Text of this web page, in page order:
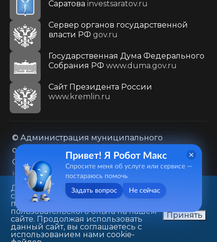
Саратова investsaratov.ru
Сервер органов государственной
власти РФ gov.ru
Государственная Дума Федерального
Собрания РФ www.duma.gov.ru
Cайт Президента России
www.kremlin.ru
© Администрация муниципального
образования городского округа «Город
Саратов»
Контакты
Карта сайта
Политика в отношении обработки
персональных данных
410031, г. Саратов, ул. Первомайская, д. 78
+7(8452)26-02-49
Данный веб-сайт использует
cookie-файлы в целях
предоставления вам лучшего
пользовательского опыта на нашем
сайте. Продолжая использовать
данный сайт, вы соглашаетесь с
использованием нами cookie-
Принять
Привет! Я Робот Макс
Спросите меня об услуге или сервисе —
постараюсь помочь
Задать вопрос Не сейчас